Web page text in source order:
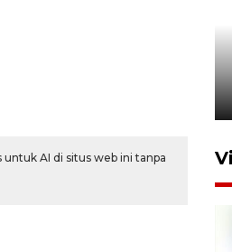
AI di situs web ini tanpa